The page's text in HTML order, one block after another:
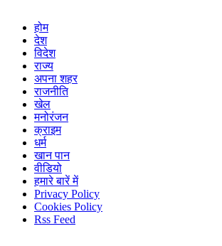
होम
देश
विदेश
राज्य
अपना शहर
राजनीति
खेल
मनोरंजन
क्राइम
धर्म
खान पान
वीडियो
हमारे बारें में
Privacy Policy
Cookies Policy
Rss Feed